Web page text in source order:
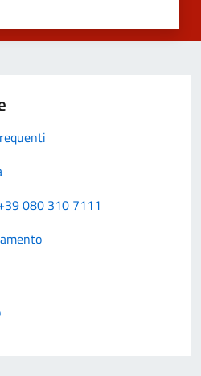
080 310 7111